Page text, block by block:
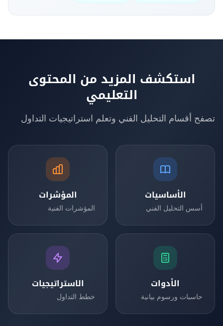
استكشف المزيد من المحتوى
التعليمي
تصفح أقسام التحليل الفني وتعلم استراتيجيات التداول
الأساسيات
أسس التحليل الفني
المؤشرات
المؤشرات الفنية
الأدوات
حاسبات ورسوم بيانية
الاستراتيجيات
خطط التداول